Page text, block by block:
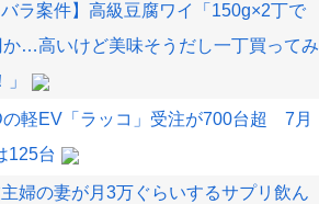
バラ案件】高級豆腐ワイ「150g×2丁で
か…高いけど美味そうだし一丁買ってみ
の軽EV「ラッコ」受注が700台超 7月
125台
婦の妻が月3万ぐらいするサプリ飲ん